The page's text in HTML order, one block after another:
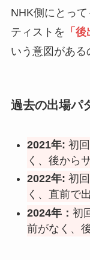
NHK側にとっ
ティストを 「
いう意図がある
過去の出場パ
2021年: 初
く、後から
2022年: 初
く、直前で
2024年： 初
前がなく、